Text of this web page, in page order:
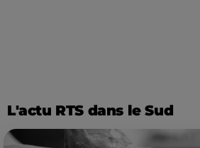
L'actu RTS dans le Sud